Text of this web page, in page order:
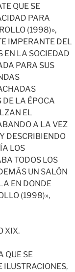
QUE SE
PARA
(1998)»,
IMPERANTE DEL
EN LA SOCIEDAD
PARA SUS
DE LA ÉPOCA
EL
A LA VEZ
DESCRIBIENDO
LOS
TODOS LOS
UN SALÓN
EN DONDE
(1998)»,
XIX.
QUE SE
ILUSTRACIONES,